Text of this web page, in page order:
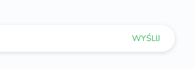
WYŚLIJ